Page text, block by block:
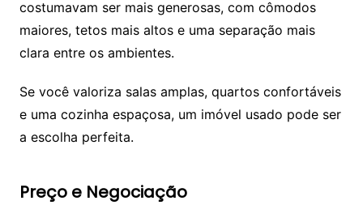
costumavam ser mais generosas, com cômodos
maiores, tetos mais altos e uma separação mais
clara entre os ambientes.
Se você valoriza salas amplas, quartos confortáveis
e uma cozinha espaçosa, um imóvel usado pode ser
a escolha perfeita.
Preço e Negociação